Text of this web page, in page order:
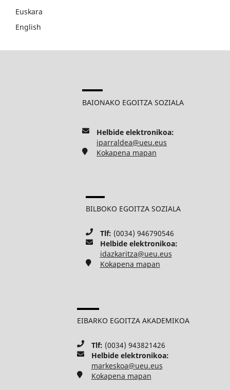
Euskara
English
BAIONAKO EGOITZA SOZIALA
Helbide elektronikoa:
iparraldea@ueu.eus
Kokapena mapan
BILBOKO EGOITZA SOZIALA
Tlf: (0034) 946790546
Helbide elektronikoa:
idazkaritza@ueu.eus
Kokapena mapan
EIBARKO EGOITZA AKADEMIKOA
Tlf: (0034) 943821426
Helbide elektronikoa:
markeskoa@ueu.eus
Kokapena mapan